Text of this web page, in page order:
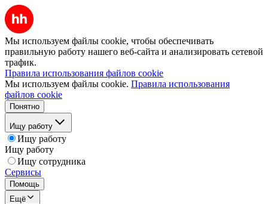
Мы используем файлы cookie, чтобы обеспечивать
правильную работу нашего веб-сайта и анализировать сетевой
трафик.
Правила использования файлов cookie
Мы используем файлы cookie. Правила использования
файлов cookie
Понятно
Ищу работу
Ищу работу
Ищу работу
Ищу сотрудника
Сервисы
Помощь
Ещё